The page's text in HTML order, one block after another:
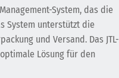
System, das die
System unterstützt die
und Versand. Das JTL-
Lösung für den